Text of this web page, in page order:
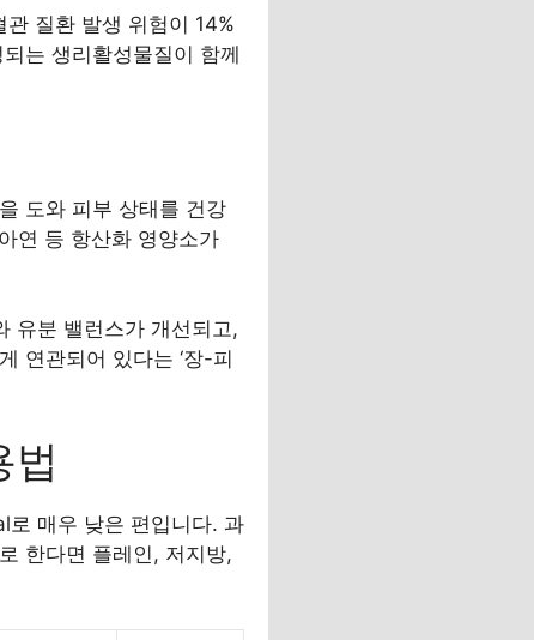
질환 발생 위험이 14%
는 생리활성물질이 함께
도와 피부 상태를 건강
연 등 항산화 영양소가
유분 밸런스가 개선되고,
연관되어 있다는 ‘장-피
법
로 매우 낮은 편입니다. 과
한다면 플레인, 저지방,